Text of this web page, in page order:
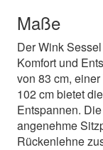
Maße
Der Wink
Komfort und
von 83 cm,
102 cm bietet
Entspannen.
angenehme
Rückenlehne